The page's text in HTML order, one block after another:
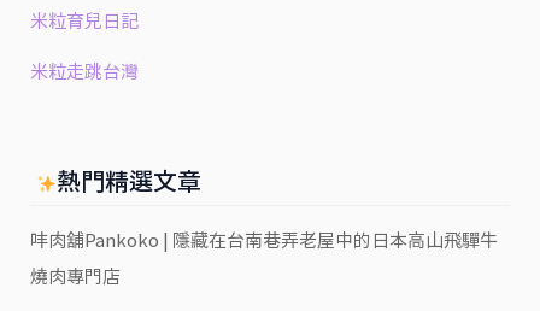
米粒育兒日記
米粒走跳台灣
熱門精選文章
㕩肉舖Pankoko | 隱藏在台南巷弄老屋中的日本高山飛驒牛
燒肉專門店